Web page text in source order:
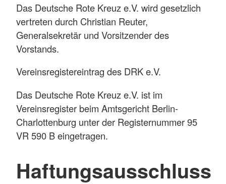
Das Deutsche Rote Kreuz e.V. wird gesetzlich
vertreten durch Christian Reuter,
Generalsekretär und Vorsitzender des
Vorstands.
Vereinsregistereintrag des DRK e.V.
Das Deutsche Rote Kreuz e.V. ist im
Vereinsregister beim Amtsgericht Berlin-
Charlottenburg unter der Registernummer 95
VR 590 B eingetragen.
Haftungsausschluss